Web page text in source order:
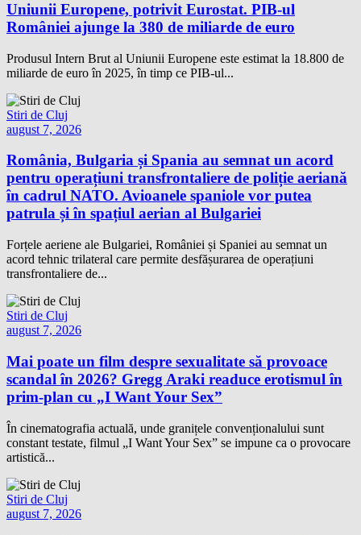
Uniunii Europene, potrivit Eurostat. PIB-ul
României ajunge la 380 de miliarde de euro
Produsul Intern Brut al Uniunii Europene este estimat la 18.800 de
miliarde de euro în 2025, în timp ce PIB-ul...
Stiri de Cluj
august 7, 2026
România, Bulgaria și Spania au semnat un acord
pentru operațiuni transfrontaliere de poliție aeriană
în cadrul NATO. Avioanele spaniole vor putea
patrula și în spațiul aerian al Bulgariei
Forțele aeriene ale Bulgariei, României și Spaniei au semnat un
acord tehnic trilateral care permite desfășurarea de operațiuni
transfrontaliere de...
Stiri de Cluj
august 7, 2026
Mai poate un film despre sexualitate să provoace
scandal în 2026? Gregg Araki readuce erotismul în
prim-plan cu „I Want Your Sex”
În cinematografia actuală, unde granițele convenționalului sunt
constant testate, filmul „I Want Your Sex” se impune ca o provocare
artistică...
Stiri de Cluj
august 7, 2026